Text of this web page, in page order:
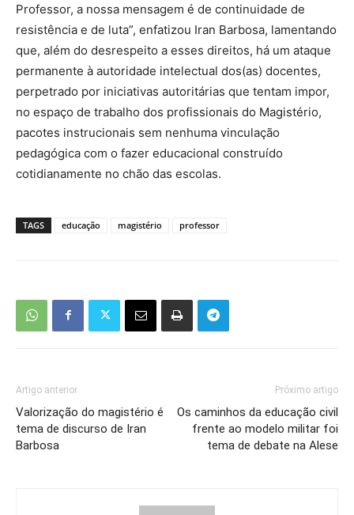
Professor, a nossa mensagem é de continuidade de
resistência e de luta”, enfatizou Iran Barbosa, lamentando
que, além do desrespeito a esses direitos, há um ataque
permanente à autoridade intelectual dos(as) docentes,
perpetrado por iniciativas autoritárias que tentam impor,
no espaço de trabalho dos profissionais do Magistério,
pacotes instrucionais sem nenhuma vinculação
pedagógica com o fazer educacional construído
cotidianamente no chão das escolas.
TAGS educação magistério professor
Artigo anterior
Valorização do magistério é
tema de discurso de Iran
Barbosa
Próximo artigo
Os caminhos da educação civil
frente ao modelo militar foi
tema de debate na Alese